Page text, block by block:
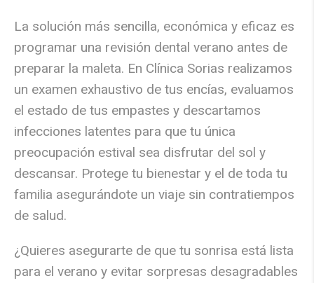
La solución más sencilla, económica y eficaz es
programar una revisión dental verano antes de
preparar la maleta. En Clínica Sorias realizamos
un examen exhaustivo de tus encías, evaluamos
el estado de tus empastes y descartamos
infecciones latentes para que tu única
preocupación estival sea disfrutar del sol y
descansar. Protege tu bienestar y el de toda tu
familia asegurándote un viaje sin contratiempos
de salud.
¿Quieres asegurarte de que tu sonrisa está lista
para el verano y evitar sorpresas desagradables